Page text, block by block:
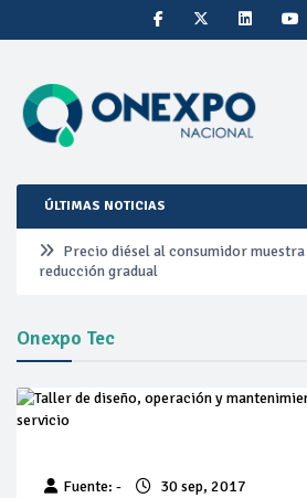
ÚLTIMAS NOTICIAS
Precio diésel al consumidor muestra
reducción gradual
Pemex ante la refinación clandestina
precios del petróleo y producción
Onexpo Tec
Fuente: - 30 sep, 2017